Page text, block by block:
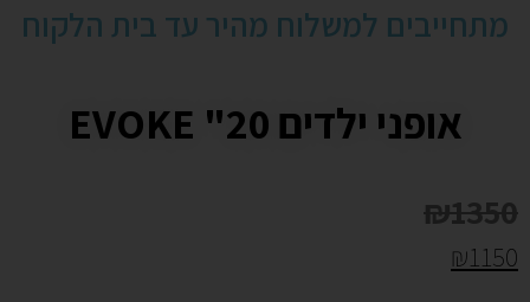
אופני ילדים 20" EVOKE
₪1350
₪1150
מתחייבים למשלוח מהיר עד בית הלקוח